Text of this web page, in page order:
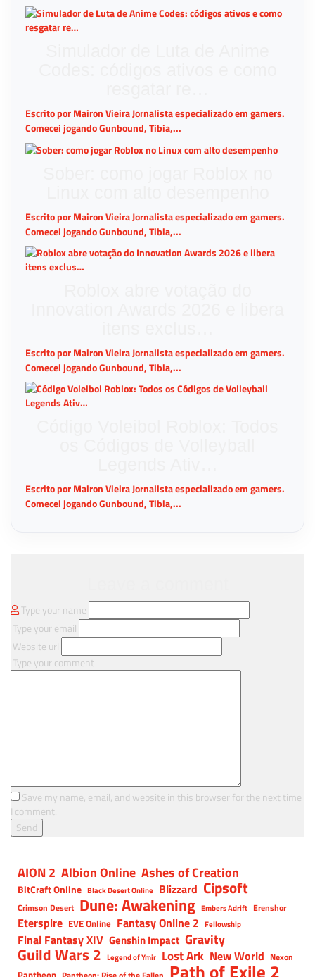
Escrito por Mairon Vieira Jornalista especializado em gamers.
Comecei jogando Gunbound, Tibia,...
Escrito por Mairon Vieira Jornalista especializado em gamers.
Comecei jogando Gunbound, Tibia,...
Escrito por Mairon Vieira Jornalista especializado em gamers.
Comecei jogando Gunbound, Tibia,...
Escrito por Mairon Vieira Jornalista especializado em gamers.
Comecei jogando Gunbound, Tibia,...
Type your name
Type your email
Website url
Type your comment
Save my name, email, and website in this browser for the next time
I comment.
AION 2 Albion Online Ashes of Creation
BitCraft Online Black Desert Online Blizzard Cipsoft
Crimson Desert Dune: Awakening Embers Adrift Erenshor
Eterspire EVE Online Fantasy Online 2 Fellowship
Final Fantasy XIV Genshin Impact Gravity
Guild Wars 2 Legend of Ymir Lost Ark New World Nexon